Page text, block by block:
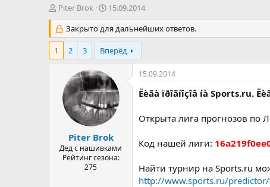
А
т
о
т
ы
Piter Brok
Д
т
а
н
а
а
л
а
15.09.2014
Закрыто для дальнейших ответов.
1 2 3 Вперёд
Piter Brok
Дед с нашивками
Рейтинг сезона:
275
15.09.2014
Ëèãà ïðîãíîçîâ íà Sports.ru.
Открыта лига прогнозов по
Код нашей лиги:
Найти турнир на Sports.ru
http://www.sports.ru/